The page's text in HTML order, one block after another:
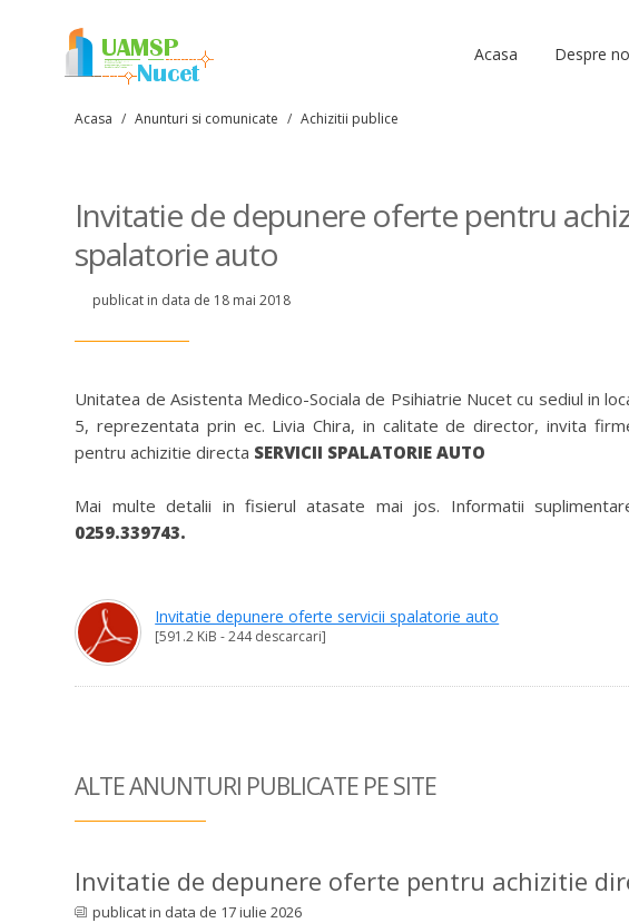
Despre
Acasa
Acasa / Anunturi si comunicate / Achizitii publice
Invitatie de depunere oferte pentru
spalatorie auto
publicat in data de 18 mai 2018
Unitatea de Asistenta Medico-Sociala de Psihiatrie Nucet cu sediul in
5, reprezentata prin ec. Livia Chira, in calitate de director, invita
pentru achizitie directa SERVICII SPALATORIE AUTO
Mai multe detalii in fisierul atasate mai jos. Informatii
0259.339743.
Invitatie depunere oferte servicii spalatorie auto
[591.2 KiB - 244 descarcari]
ALTE ANUNTURI PUBLICATE PE SITE
Invitatie de depunere oferte pentru achizitie
publicat in data de 17 iulie 2026